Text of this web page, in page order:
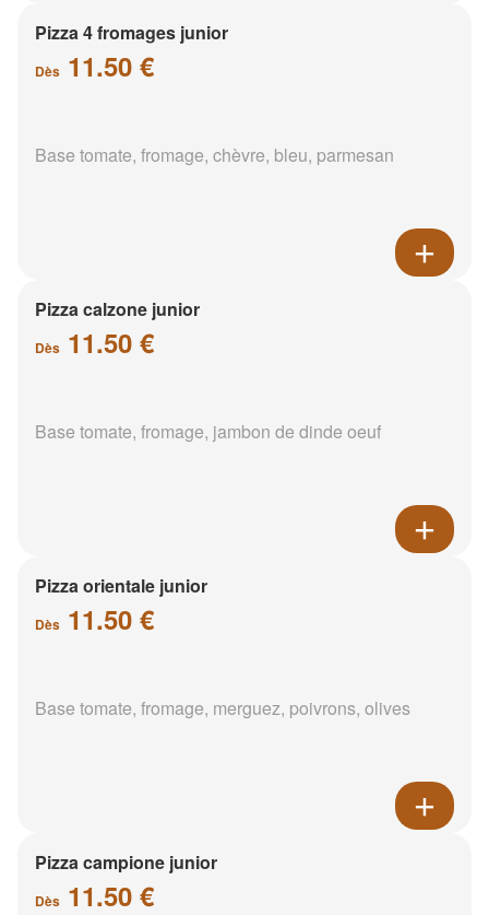
Pizza 4 fromages junior
Dès 11.50 €
Base tomate, fromage, chèvre, bleu, parmesan
Pizza calzone junior
Dès 11.50 €
Base tomate, fromage, jambon de dinde oeuf
Pizza orientale junior
Dès 11.50 €
Base tomate, fromage, merguez, poivrons, olives
Pizza campione junior
Dès 11.50 €